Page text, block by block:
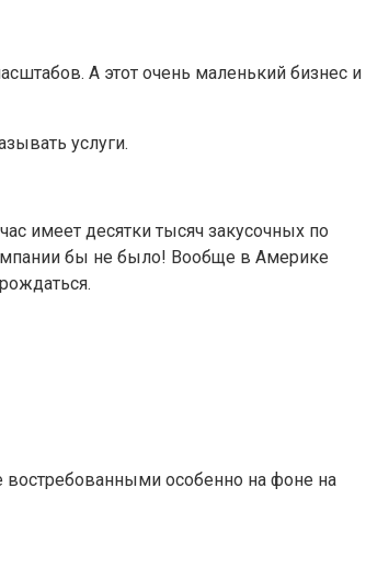
А этот очень маленький бизнес и
услуги.
имеет десятки тысяч закусочных по
бы не было! Вообще в Америке
востребованными особенно на фоне на